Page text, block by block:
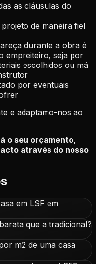
as cláusulas do
de maneira fiel
durante a obra é
empreiteiro, seja por
escolhidos ou má
por eventuais
e adaptamo-nos ao
o seu orçamento,
através do nosso
em LSF em
que a tradicional?
m2 de uma casa